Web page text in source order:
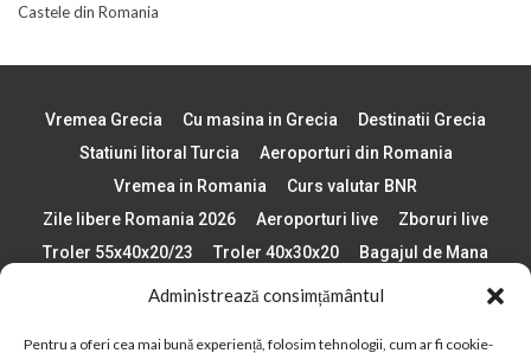
Administrează consimțământul
Pentru a oferi cea mai bună experiență, folosim tehnologii, cum ar fi cookie-
Castele din Romania
Vremea Grecia Cu masina in Grecia
Destinatii Grecia
Statiuni litoral Turcia
Aeroporturi din Romania
Vremea in Romania
Curs valutar BNR
Zile libere Romania 2026
Aeroporturi live
Zboruri live
Troler 55x40x20/23
Troler 40x30x20
Bagajul de Mana
Paste 2026
Cele mai bune telefoane